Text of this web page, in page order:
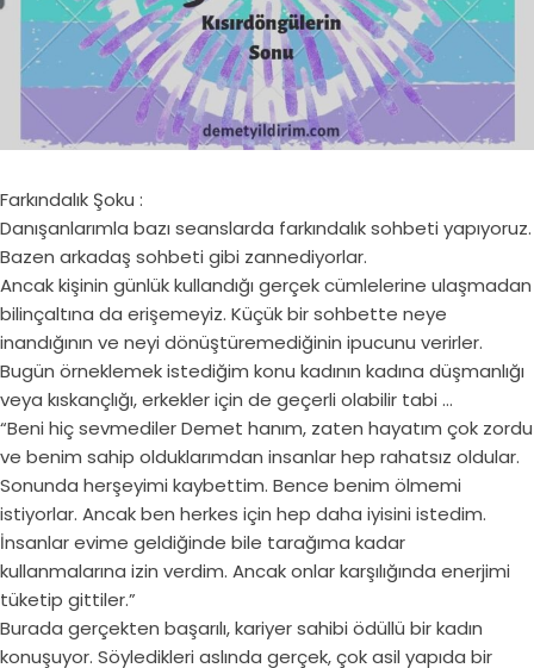
Farkındalık Şoku :
Danışanlarımla bazı seanslarda farkındalık sohbeti yapıyoruz.
Bazen arkadaş sohbeti gibi zannediyorlar.
Ancak kişinin günlük kullandığı gerçek cümlelerine ulaşmadan
bilinçaltına da erişemeyiz. Küçük bir sohbette neye
inandığının ve neyi dönüştüremediğinin ipucunu verirler.
Bugün örneklemek istediğim konu kadının kadına düşmanlığı
veya kıskançlığı, erkekler için de geçerli olabilir tabi …
“Beni hiç sevmediler Demet hanım, zaten hayatım çok zordu
ve benim sahip olduklarımdan insanlar hep rahatsız oldular.
Sonunda herşeyimi kaybettim. Bence benim ölmemi
istiyorlar. Ancak ben herkes için hep daha iyisini istedim.
İnsanlar evime geldiğinde bile tarağıma kadar
kullanmalarına izin verdim. Ancak onlar karşılığında enerjimi
tüketip gittiler.”
Burada gerçekten başarılı, kariyer sahibi ödüllü bir kadın
konuşuyor. Söyledikleri aslında gerçek, çok asil yapıda bir